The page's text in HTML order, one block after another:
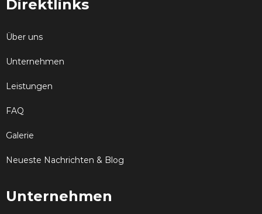
Direktlinks
Über uns
Unternehmen
Leistungen
FAQ
Galerie
Neueste Nachrichten & Blog
Unternehmen